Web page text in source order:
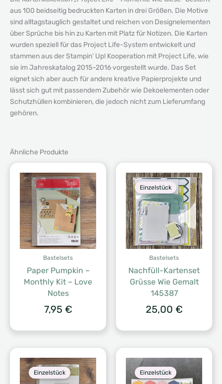
aus 100 beidseitig bedruckten Karten in drei Größen. Die Motive
sind alltagstauglich gestaltet und reichen von Designelementen
über Sprüche bis hin zu Karten mit Platz für Notizen. Die Karten
wurden speziell für das Project Life-System entwickelt und
stammen aus der Stampin’ Up! Kooperation mit Project Life, wie
sie im Jahreskatalog 2015–2016 vorgestellt wurde. Das Set
eignet sich aber auch für andere kreative Papierprojekte und
lässt sich gut mit passendem Zubehör wie Dekoelementen oder
Schutzhüllen kombinieren, die jedoch nicht zum Lieferumfang
gehören.
Ähnliche Produkte
Bastelsets
Paper Pumpkin –
Monthly Kit – Love
Notes
7,95 €
Einzelstück
Bastelsets
Nachfüll-Kartenset
Grüsse Wie Gemalt
145387
25,00 €
Einzelstück Einzelstück